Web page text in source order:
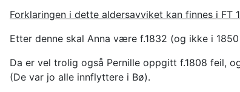
Forklaringen i dette aldersavviket kan finnes i FT
Etter denne skal Anna være f.1832 (og ikke i
Da er vel trolig også Pernille oppgitt f.1808 feil,
(De var jo alle innflyttere i Bø).